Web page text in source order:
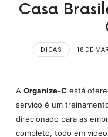
Casa
DICAS 18 DE
A Organize-C está
serviço é um
direcionado para as
completo, todo em